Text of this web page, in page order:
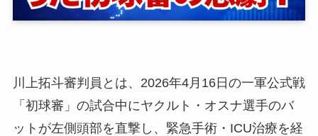
川上拓斗審判員とは、2026年4月16日の一軍公式戦
「初球審」の試合中にヤクルト・オスナ選手のバ
ットが左側頭部を直撃し、緊急手術・ICU治療を経